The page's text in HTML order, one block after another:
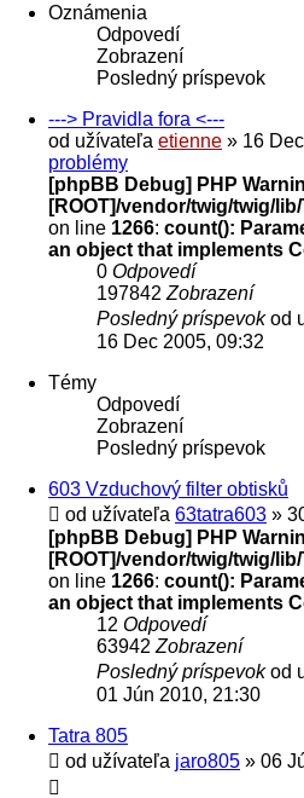
Oznámenia
Odpovedí
Zobrazení
Posledný príspevok
---> Pravidla fora <---
od užívateľa etienne » 16
problémy
[phpBB Debug] PHP
[ROOT]/vendor/twig/twig/
on line 1266: count():
an object that implements
0 Odpovedí
197842 Zobrazení
Posledný príspevokod
16 Dec 2005, 09:32
Témy
Odpovedí
Zobrazení
Posledný príspevok
603 Vzduchový filter obtisků
od užívateľa 63tatra603 »
[phpBB Debug] PHP
[ROOT]/vendor/twig/twig/
on line 1266: count():
an object that implements
12 Odpovedí
63942 Zobrazení
Posledný príspevokod
01 Jún 2010, 21:30
Tatra 805
od užívateľa jaro805 » 06